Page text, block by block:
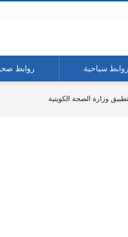
روابط سياحية روابط
وزارة الصحة الكويتية